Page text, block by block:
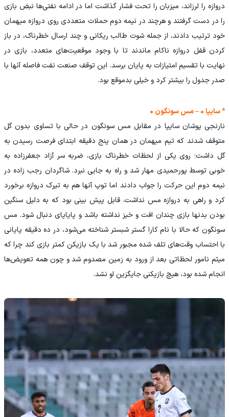
دروازه را لرزاند، میزبان را تحت فشار گذاشت اما در ادامه نفتی‌ها نبض بازی
را در دست گرفتند و هرچند در نیمه دوم حملات متعددی روی دروازه میهمان
خود ترتیب دادند، از جمله شوت طالب ریکانی و چند ارسال خطرناک، در باز
کردن قفل دروازه ناکام ماندند تا با وجود موقعیت‌های متعدد، بازی در
نهایت با تقسیم امتیازات به پایان برسد. این توقف صنعت نفت فاصله آنها با
صدر جدول را بیشتر کرد و خیلی بدموقع بود.
* سایپا 0 – مس سونگون 0
نارنجی پوشان سایپا در مقابل مس سونگون در حالی با تساوی بدون گل
متوقف شدند که تیم میهمان در همان پنج دقیقه ابتدای فرصت رسیدن به
گل داشت؛ روی یکی از لحظات خطرناک بازی، ضربه سر آزاد جعفرزاده به
خوبی توسط پورحمیدی مهار شد و راه به جایی نبرد. شاگردان رجب زاده در
نیمه دوم این حرکت را جواب دادند اما توپ آنها هم به تیرک دروازه برخورد
کرد و راهی به دروازه مس نداشت. قابل پیش بینی بود که به دلیل سنگین
بودن بدنها بازی چندان افت و خیز نداشته باشد و پایاپای دنبال شود. مس
سونگون که حالا با نام کارا گستر شبستر شناخته می‌شود، در ده دقیقه پایانی
با احتساب وقت‌های تلف شده مجبور شد با یک بازیکن کمتر بازی کند چرا که
میثم نامور لحظاتی بعد از ورود به زمین مصدوم شد و چون همه تعویض‌ها
انجام شده بود، هیچ بازیکنی جایگزین او نشد.